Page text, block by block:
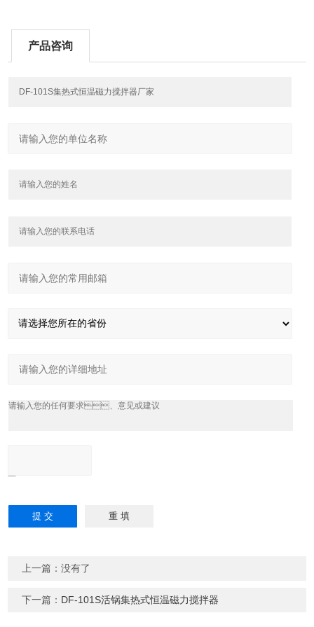
产品咨询
上一篇：没有了
下一篇： DF-101S活锅集热式恒温磁力搅拌器